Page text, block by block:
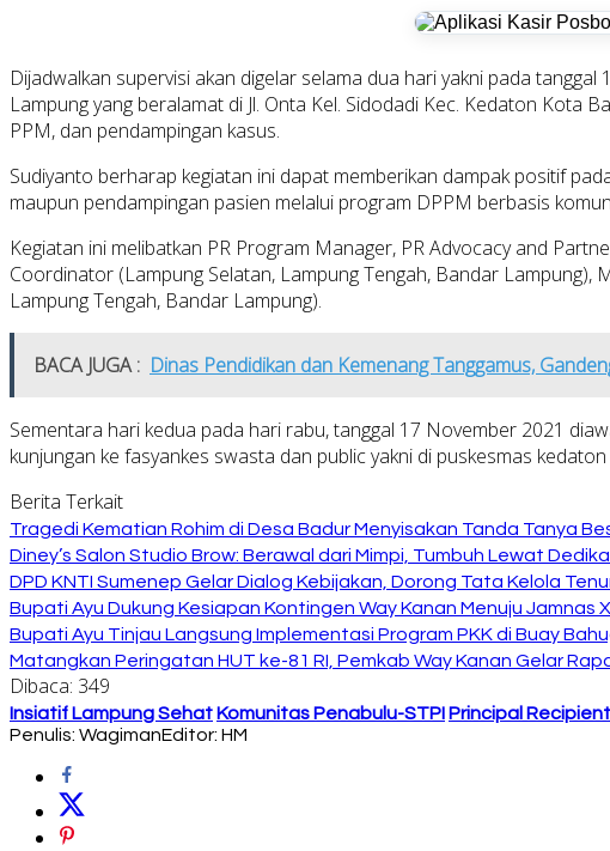
Dijadwalkan supervisi akan digelar selama dua hari yakni pada
Lampung yang beralamat di Jl. Onta Kel. Sidodadi Kec. Kedaton Kota
PPM, dan pendampingan kasus.
Sudiyanto berharap kegiatan ini dapat memberikan dampak positif
maupun pendampingan pasien melalui program DPPM berbasis
Kegiatan ini melibatkan PR Program Manager, PR Advocacy and
Coordinator (Lampung Selatan, Lampung Tengah, Bandar
Lampung Tengah, Bandar Lampung).
BACA JUGA : Dinas Pendidikan dan Kemenang Tanggamus,
Sementara hari kedua pada hari rabu, tanggal 17 November 2021
kunjungan ke fasyankes swasta dan public yakni di puskesmas
Berita Terkait
Tragedi Kematian Rohim di Desa Badur Menyisakan Tanda Tanya
Diney’s Salon Studio Brow: Berawal dari Mimpi, Tumbuh Lewat
DPD KNTI Sumenep Gelar Dialog Kebijakan, Dorong Tata Kelola
Bupati Ayu Dukung Kesiapan Kontingen Way Kanan Menuju Jamnas
Bupati Ayu Tinjau Langsung Implementasi Program PKK di Buay
Matangkan Peringatan HUT ke-81 RI, Pemkab Way Kanan Gelar
Dibaca: 349
Insiatif Lampung Sehat Komunitas Penabulu-STPI Principal Recipient
Penulis: WagimanEditor: HM